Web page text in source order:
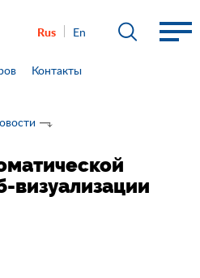
Rus En
Контакты
визуализации